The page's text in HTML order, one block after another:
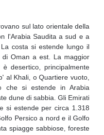
sul lato orientale della
l'Arabia Saudita a sud e a
costa si estende lungo il
Oman a est. La maggior
desertico, principalmente
al Khali, o Quartiere vuoto,
che si estende in Arabia
dune di sabbia. Gli Emirati
si estende per circa 1.318
Persico a nord e il Golfo
spiagge sabbiose, foreste